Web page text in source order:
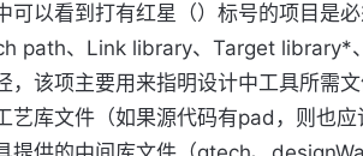
可以看到打有红星（）标号的项目是
path、Link library、Target library*
，该项主要用来指明设计中工具所需
艺库文件（如果源代码有pad，则也